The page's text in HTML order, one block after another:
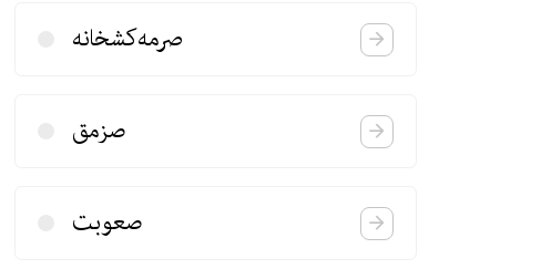
صرمه‌كشخانه
صزمق
صعوبت